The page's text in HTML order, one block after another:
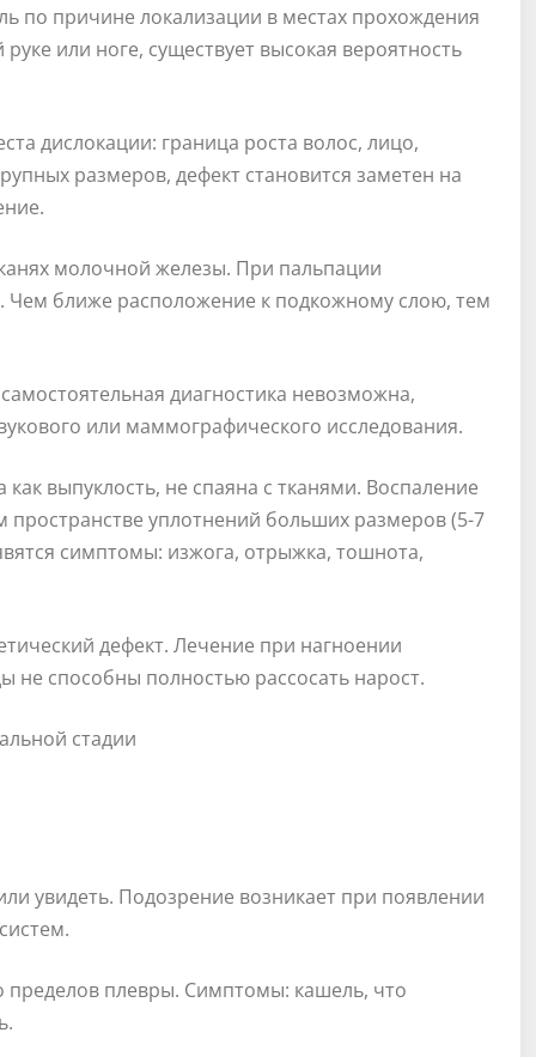
по причине локализации в местах прохождения
или ноге, существует высокая вероятность
дислокации: граница роста волос, лицо,
размеров, дефект становится заметен на
молочной железы. При пальпации
ближе расположение к подкожному слою, тем
диагностика невозможна,
или маммографического исследования.
выпуклость, не спаяна с тканями. Воспаление
уплотнений больших размеров (5-7
симптомы: изжога, отрыжка, тошнота,
дефект. Лечение при нагноении
не способны полностью рассосать нарост.
увидеть. Подозрение возникает при появлении
пределов плевры. Симптомы: кашель, что